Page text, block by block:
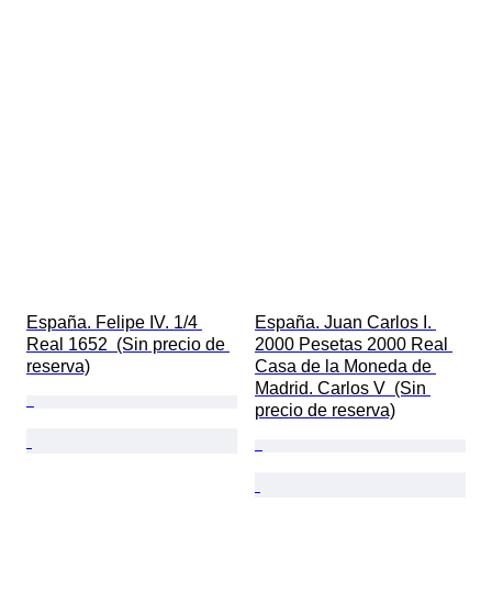
España. Felipe IV. 1/4
Real 1652  (Sin precio de
reserva)
España. Juan Carlos I.
2000 Pesetas 2000 Real
Casa de la Moneda de
Madrid. Carlos V  (Sin
precio de reserva)